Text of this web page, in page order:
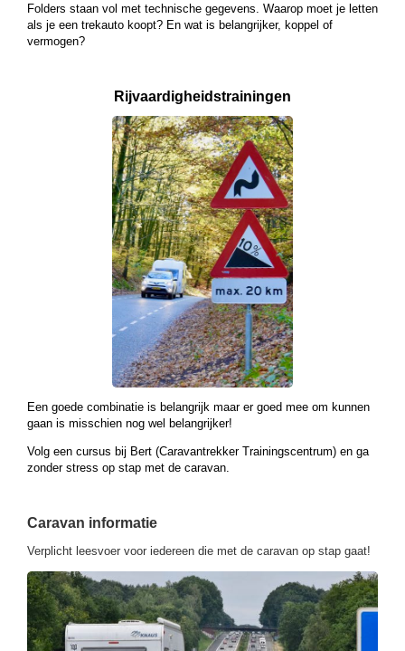
Folders staan vol met technische gegevens. Waarop moet je letten
als je een trekauto koopt? En wat is belangrijker, koppel of
vermogen?
Rijvaardigheids­trainingen
Een goede combinatie is belangrijk maar er goed mee om kunnen
gaan is misschien nog wel belangrijker!
Volg een cursus bij Bert (Caravantrekker Trainingscentrum) en ga
zonder stress op stap met de caravan.
Caravan informatie
Verplicht leesvoer voor iedereen die met de caravan op stap gaat!